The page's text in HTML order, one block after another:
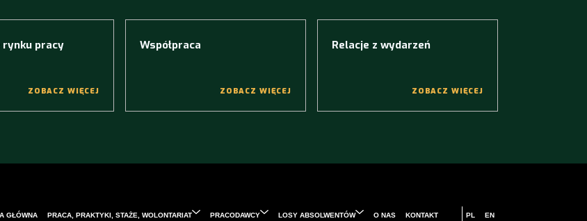
pracy
ZOBACZ WIĘCEJ
Współpraca
ZOBACZ WIĘCEJ
Relacje z wydarzeń
ZOBACZ WIĘCEJ
GŁÓWNA PRACA, PRAKTYKI, STAŻE, WOLONTARIAT PRACODAWCY LOSY ABSOLWENTÓW O NAS KONTAKT PL EN